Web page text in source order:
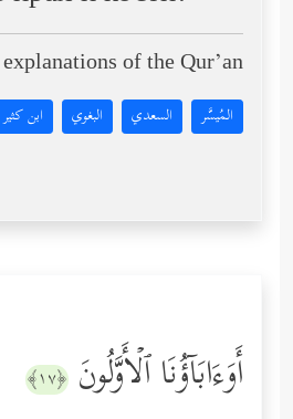
of the Qur’an:
المُيسَّر السعدي البغوي ابن كثير
أَوَءَابَاۤؤُنَا ٱلۡأَوَّلُونَ ﴿١٧﴾